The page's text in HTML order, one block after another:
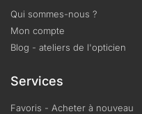
Qui sommes-nous ?
Mon compte
Blog - ateliers de l'opticien
Services
Favoris - Acheter à nouveau